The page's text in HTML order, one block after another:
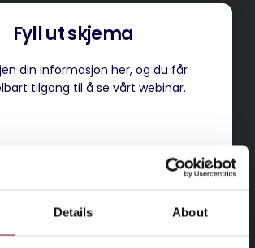
Details About
Fyll ut skjema
din informasjon her, og du får
tilgang til å se vårt webinar.